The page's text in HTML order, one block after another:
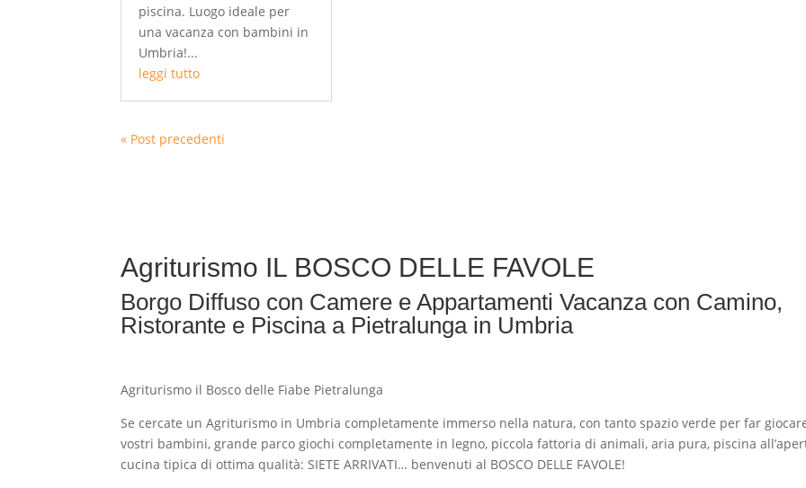
piscina. Luogo ideale per
una vacanza con bambini in
Umbria!...
leggi tutto
« Post precedenti
Agriturismo IL BOSCO DELLE FAVOLE
Borgo Diffuso con Camere e Appartamenti Vacanza con Camino,
Ristorante e Piscina a Pietralunga in Umbria
Agriturismo il Bosco delle Fiabe Pietralunga
Se cercate un Agriturismo in Umbria completamente immerso nella natura, con tanto spazio verde per far
vostri bambini, grande parco giochi completamente in legno, piccola fattoria di animali, aria pura, piscina
cucina tipica di ottima qualità: SIETE ARRIVATI… benvenuti al BOSCO DELLE FAVOLE!